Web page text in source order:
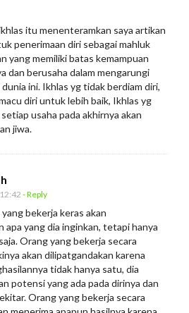
itu menenteramkan saya artikan
penerimaan diri sebagai mahluk
yang memiliki batas kemampuan
dan berusaha dalam mengarungi
ini. Ikhlas yg tidak berdiam diri,
diri untuk lebih baik, Ikhlas yg
usaha pada akhirnya akan
jiwa.
- Reply
bekerja keras akan
apa yang dia inginkan, tetapi hanya
Orang yang bekerja secara
akan dilipatgandakan karena
tidak hanya satu, dia
potensi yang ada pada dirinya dan
Orang yang bekerja secara